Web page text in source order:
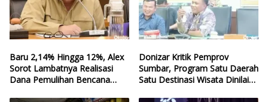
Baru 2,14% Hingga 12%, Alex
Sorot Lambatnya Realisasi
Dana Pemulihan Bencana
Donizar Kritik Pemprov
Sumbar, Program Satu Daerah
Satu Destinasi Wisata Dinilai